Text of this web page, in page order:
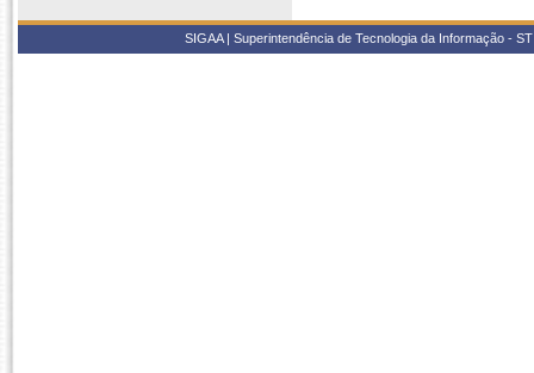
SIGAA | Superintendência de Tecnologia da Informação -